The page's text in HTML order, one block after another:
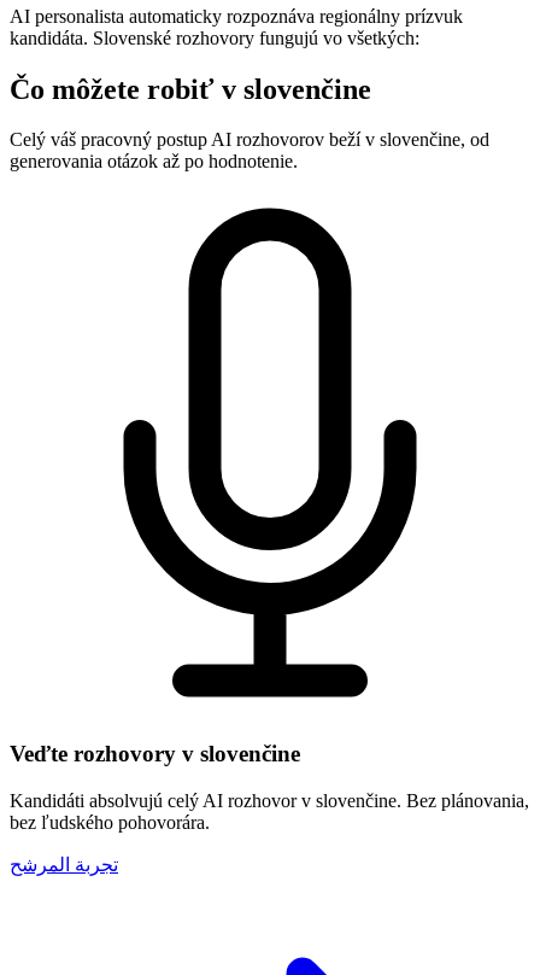
AI personalista automaticky rozpoznáva regionálny prízvuk
kandidáta. Slovenské rozhovory fungujú vo všetkých:
Čo môžete robiť v slovenčine
Celý váš pracovný postup AI rozhovorov beží v slovenčine, od
generovania otázok až po hodnotenie.
Veďte rozhovory v slovenčine
Kandidáti absolvujú celý AI rozhovor v slovenčine. Bez plánovania,
bez ľudského pohovorára.
تجربة المرشح